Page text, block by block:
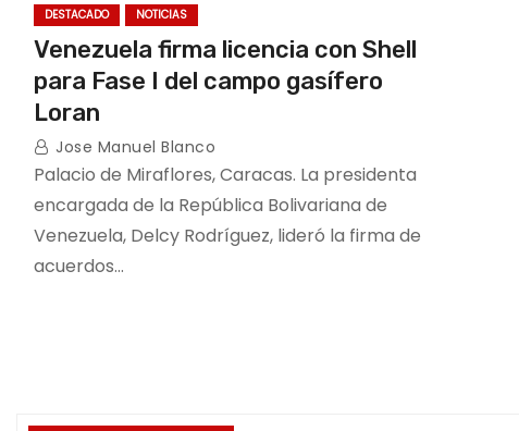
DESTACADO NOTICIAS
Venezuela firma licencia con Shell
para Fase I del campo gasífero
Loran
Jose Manuel Blanco
Palacio de Miraflores, Caracas. La presidenta
encargada de la República Bolivariana de
Venezuela, Delcy Rodríguez, lideró la firma de
acuerdos…